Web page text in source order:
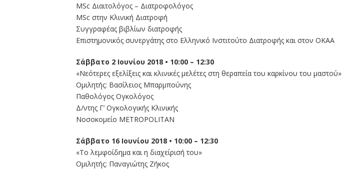
ΜSc Διαιτολόγος – Διατροφολόγος
ΜSc στην Κλινική Διατροφή
Συγγραφέας βιβλίων διατροφής
Επιστημονικός συνεργάτης στο Ελληνικό Ινστιτούτο Διατροφής και στον ΟΚΑΑ
Σάββατο 2 Ιουνίου 2018 • 10:00 – 12:30
«Νεότερες εξελίξεις και κλινικές μελέτες στη θεραπεία του καρκίνου του μαστού»
Ομιλητής: Βασίλειος Μπαρμπούνης
Παθολόγος Ογκολόγος
Δ/ντης Γ’ Ογκολογικής Κλινικής
Νοσοκομείο METROPOLITAN
Σάββατο 16 Ιουνίου 2018 • 10:00 – 12:30
«Το λεμφοίδημα και η διαχείρισή του»
Ομιλητής: Παναγιώτης Ζήκος